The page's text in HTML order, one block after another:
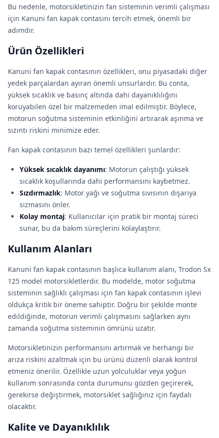
Bu nedenle, motorsikletinizin fan sisteminin verimli çalışması
için Kanuni fan kapak contasını tercih etmek, önemli bir
adımdır.
Ürün Özellikleri
Kanuni fan kapak contasının özellikleri, onu piyasadaki diğer
yedek parçalardan ayıran önemli unsurlardır. Bu conta,
yüksek sıcaklık ve basınç altında dahi dayanıklılığını
koruyabilen özel bir malzemeden imal edilmiştir. Böylece,
motorun soğutma sisteminin etkinliğini artırarak aşınma ve
sızıntı riskini minimize eder.
Fan kapak contasının bazı temel özellikleri şunlardır:
Yüksek sıcaklık dayanımı: Motorun çalıştığı yüksek
sıcaklık koşullarında dahi performansını kaybetmez.
Sızdırmazlık: Motor yağı ve soğutma sıvısının dışarıya
sızmasını önler.
Kolay montaj: Kullanıcılar için pratik bir montaj süreci
sunar, bu da bakım süreçlerini kolaylaştırır.
Kullanım Alanları
Kanuni fan kapak contasının başlıca kullanım alanı, Trodon Sx
125 model motorsikletlerdir. Bu modelde, motor soğutma
sisteminin sağlıklı çalışması için fan kapak contasının işlevi
oldukça kritik bir öneme sahiptir. Doğru bir şekilde monte
edildiğinde, motorun verimli çalışmasını sağlarken aynı
zamanda soğutma sisteminin ömrünü uzatır.
Motorsikletinizin performansını artırmak ve herhangi bir
arıza riskini azaltmak için bu ürünü düzenli olarak kontrol
etmeniz önerilir. Özellikle uzun yolculuklar veya yoğun
kullanım sonrasında conta durumunu gözden geçirerek,
gerekirse değiştirmek, motorsiklet sağlığınız için faydalı
olacaktır.
Kalite ve Dayanıklılık